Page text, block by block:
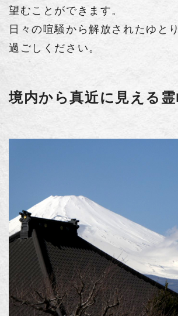
望むことができます。
日々の喧騒から解放されたゆと
過ごしください。
境内から真近に見える